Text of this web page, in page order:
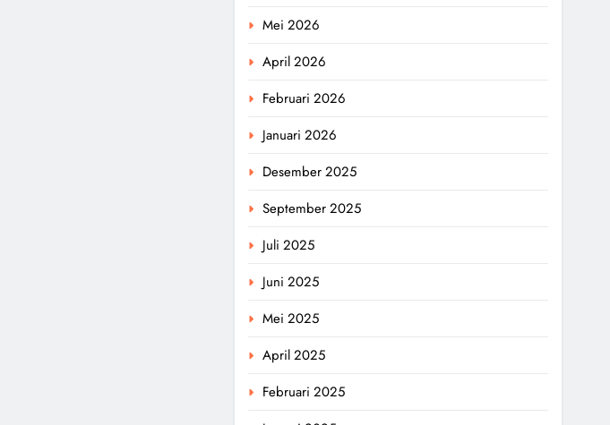
Mei 2026
April 2026
Februari 2026
Januari 2026
Desember 2025
September 2025
Juli 2025
Juni 2025
Mei 2025
April 2025
Februari 2025